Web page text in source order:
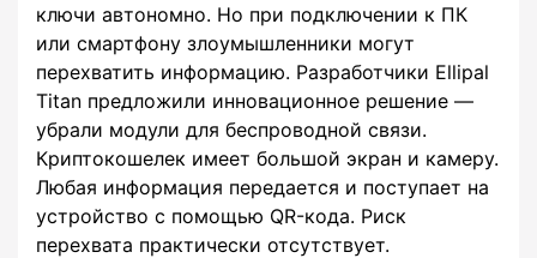
ключи автономно. Но при подключении к ПК
или смартфону злоумышленники могут
перехватить информацию. Разработчики Ellipal
Titan предложили инновационное решение —
убрали модули для беспроводной связи.
Криптокошелек имеет большой экран и камеру.
Любая информация передается и поступает на
устройство с помощью QR-кода. Риск
перехвата практически отсутствует.